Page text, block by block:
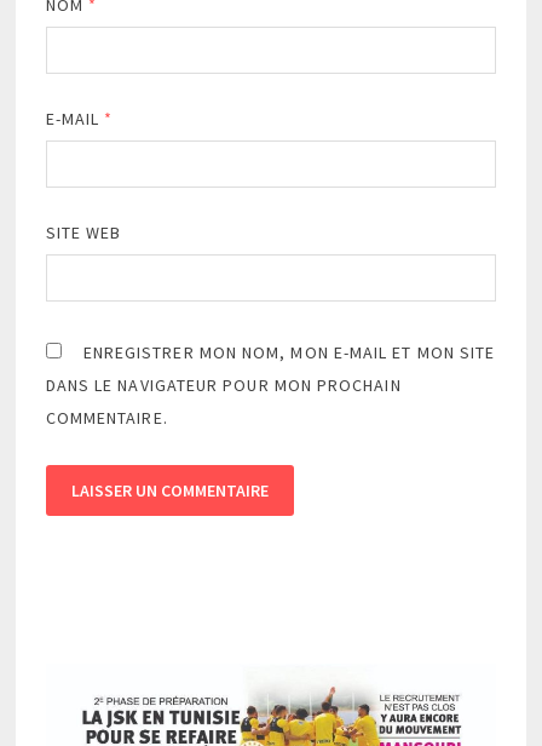
NOM *
E-MAIL *
SITE WEB
ENREGISTRER MON NOM, MON E-MAIL ET MON SITE
DANS LE NAVIGATEUR POUR MON PROCHAIN
COMMENTAIRE.